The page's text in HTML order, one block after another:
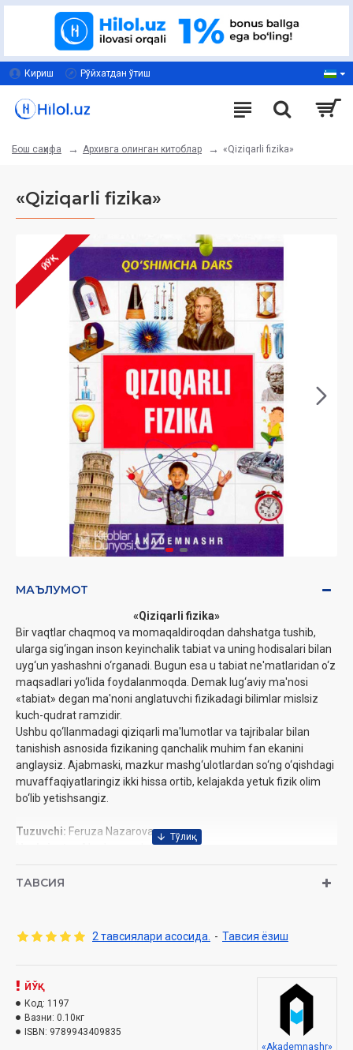
Кириш Рўйхатдан ўтиш
Бош саҳифа Архивга олинган китоблар «Qiziqarli fizika»
«Qiziqarli fizika»
ЙЎҚ
МАЪЛУМОТ
«Qiziqarli fizika»
Bir vaqtlar chaqmoq va momaqaldiroqdan dahshatga tushib,
ularga sig‘ingan inson keyinchalik tabiat va uning hodisalari bilan
uyg‘un yashashni o‘rganadi. Bugun esa u tabiat ne'matlaridan o‘z
maqsadlari yo‘lida foydalanmoqda. Demak lug‘aviy ma'nosi
«tabiat» degan ma'noni anglatuvchi fizikadagi bilimlar mislsiz
kuch-qudrat ramzidir.
Ushbu qo‘llanmadagi qiziqarli ma'lumotlar va tajribalar bilan
tanishish asnosida fizikaning qanchalik muhim fan ekanini
anglaysiz. Ajabmaski, mazkur mashg‘ulotlardan so‘ng o‘qishdagi
muvaffaqiyatlaringiz ikki hissa ortib, kelajakda yetuk fizik olim
bo‘lib yetishsangiz.
Tuzuvchi: Feruza Nazarova
«Akademnashr»
Hajmi:48-bet
Muqovasi: yumshoq
ТАВСИЯ
2 тавсиялари асосида. - Тавсия ёзиш
ЙЎҚ
Код: 1197
Вазни: 0.10кг
ISBN: 9789943409835
«Akademnashr»